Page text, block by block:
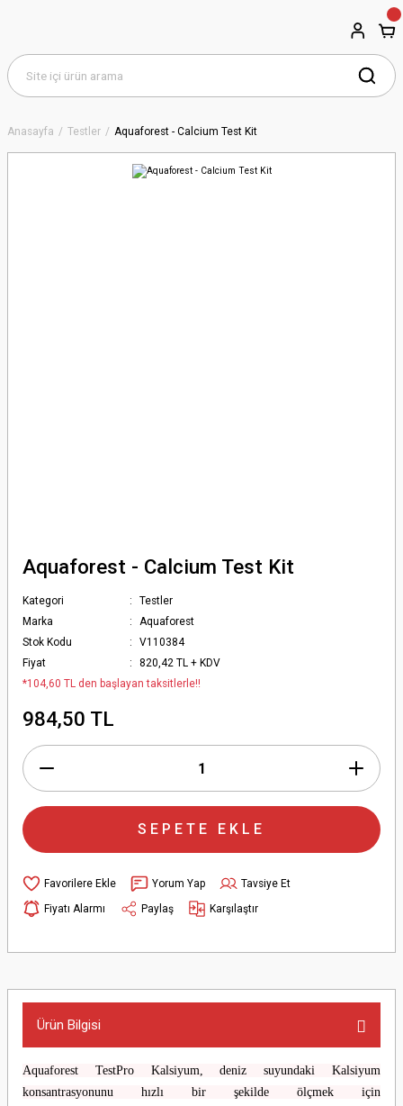
Anasayfa Testler Aquaforest - Calcium Test Kit
Aquaforest - Calcium Test Kit
Kategori
Testler
Marka
Aquaforest
Stok Kodu
V110384
Fiyat
820,42 TL + KDV
*104,60 TL den başlayan taksitlerle!!
984,50 TL
SEPETE EKLE
Yorum Yap
Tavsiye Et
Fiyatı Alarmı
Paylaş Karşılaştır
Ürün Bilgisi
Aquaforest TestPro Kalsiyum, deniz suyundaki Kalsiyum
konsantrasyonunu hızlı bir şekilde ölçmek için